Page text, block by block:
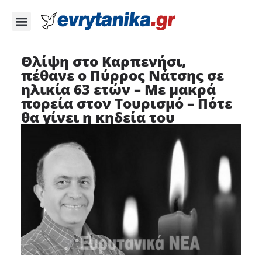
Θλίψη στο Καρπενήσι,
πέθανε ο Πύρρος Νάτσης σε
ηλικία 63 ετών – Με μακρά
πορεία στον Τουρισμό – Πότε
θα γίνει η κηδεία του